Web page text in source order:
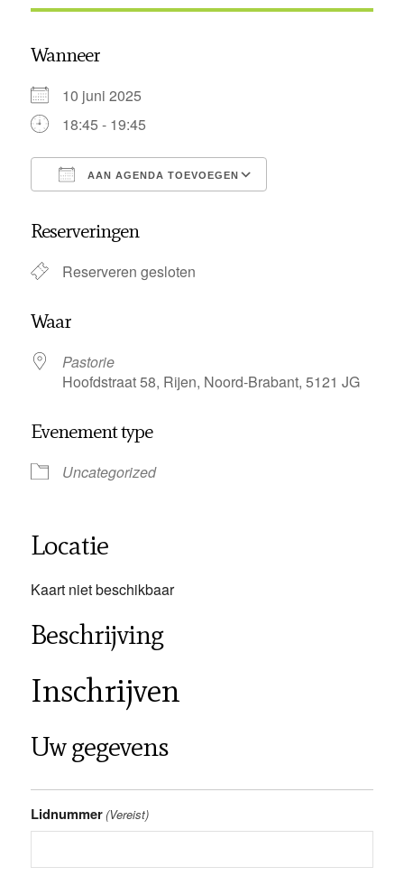
Wanneer
10 juni 2025
18:45 - 19:45
AAN AGENDA TOEVOEGEN
Reserveringen
Reserveren gesloten
Waar
Pastorie
Hoofdstraat 58, Rijen, Noord-Brabant, 5121 JG
Evenement type
Uncategorized
Locatie
Kaart niet beschikbaar
Beschrijving
Inschrijven
Uw gegevens
Lidnummer(Vereist)